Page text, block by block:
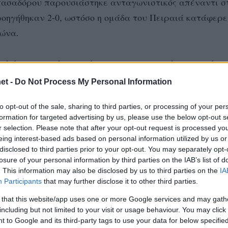
- Do Not Process My Personal Information
opt-out of the sale, sharing to third parties, or processing of your
for targeted advertising by us, please use the below opt-out
selection. Please note that after your opt-out request is processed
interest-based ads based on personal information utilized by us
to third parties prior to your opt-out. You may separately
of your personal information by third parties on the IAB’s list of
This information may also be disclosed by us to third parties on the
Participants that may further disclose it to other third parties.
that this website/app uses one or more Google services and may
but not limited to your visit or usage behaviour. You may
to Google and its third-party tags to use your data for below
2-0, ωστόσο η ομάδα του Πειραιά
στις λεπτομέρειες και με αποτελεσματικές
Εμμανουηλίδου 3 (2/8επ., 1 άσος), Κούμπουρα 25
2 μπλοκ), Αμπντεραχίμ 5 (5/9επ., 50% υπ. – 50%
Αρτακιανού (λ., 58% υπ. – 42% άριστες), Βάνιακ,
άριστες), Οικονομίδου, Δημητρίου, Σαμπάτη (λ.)